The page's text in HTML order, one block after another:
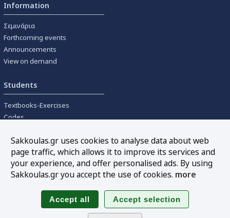
Information
Σεμινάρια
Forthcoming events
Announcements
View on demand
Students
Textbooks-Exercises
Codes
Tools
Online interest calculation
Sakkoulas.gr uses cookies to analyse data about web
page traffic, which allows it to improve its services and
your experience, and offer personalised ads. By using
Sakkoulas.gr you accept the use of cookies. more